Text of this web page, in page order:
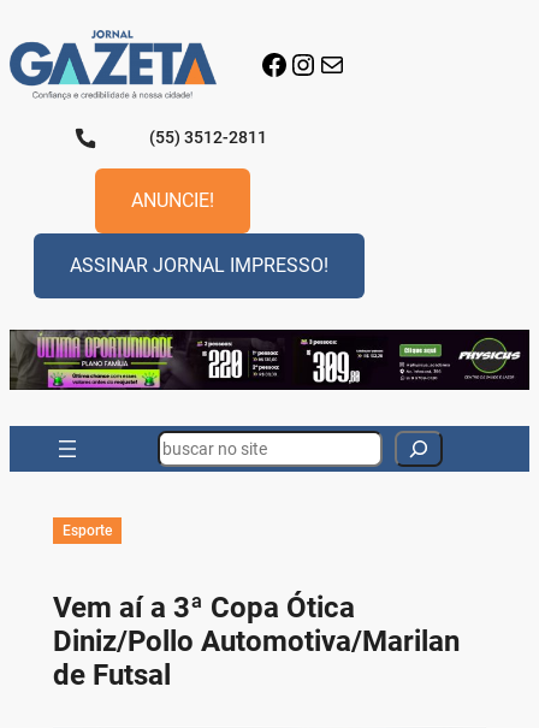
para
o
conteúdo
Facebook
Instagram
E-mail
(55) 3512-2811
ANUNCIE!
ASSINAR JORNAL IMPRESSO!
Search
Esporte
Vem aí a 3ª Copa Ótica
Diniz/Pollo Automotiva/Marilan
de Futsal